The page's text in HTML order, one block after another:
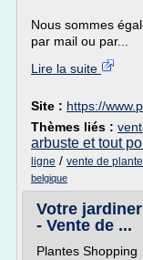
Nous sommes
par mail ou par...
Lire la suite
Site : https://
Thèmes liés :
arbuste et tout
ligne / vente de
belgique
Votre
- Vente de ...
Plantes Shopping